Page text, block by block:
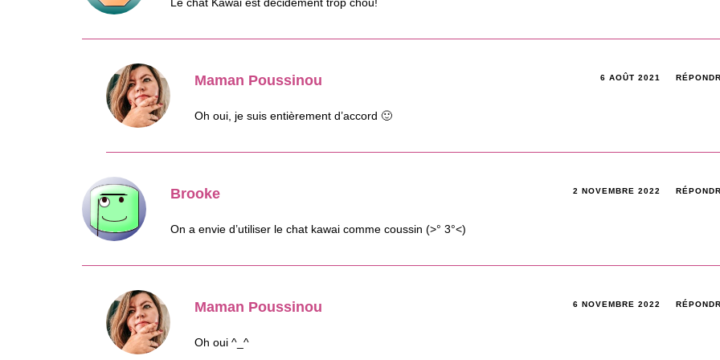
Maman Poussinou 6 AOÛT 2021
Oh oui, je suis entièrement d’accord 🙂
Brooke 2 NOVEMBRE 2022
On a envie d’utiliser le chat kawai comme coussin (>° 3°<)
Maman Poussinou 6 NOVEMBRE 2022
Oh oui ^_^